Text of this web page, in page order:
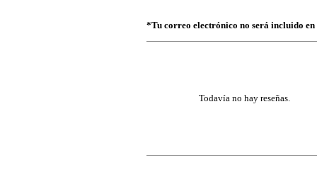
*Tu correo electrónico no será incluido en
Todavía no hay reseñas.